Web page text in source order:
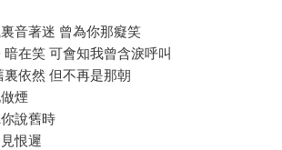
音著迷 曾為你那癡笑
在笑 可會知我曾含淚呼叫
依然 但不再是那朝
煙
說舊時
恨遲